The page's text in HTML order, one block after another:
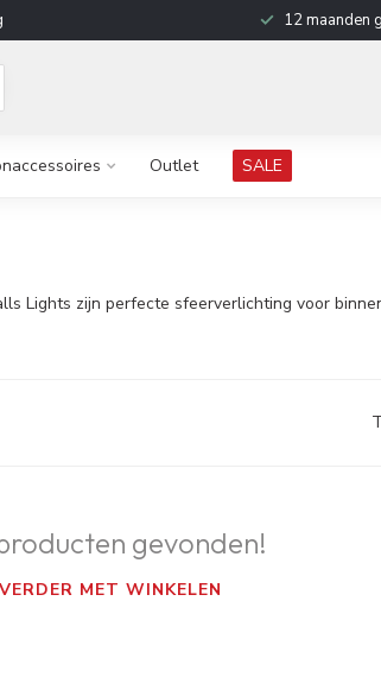
12 maanden
Outlet SALE
Lights zijn perfecte sfeerverlichting voor
gevonden!
MET WINKELEN